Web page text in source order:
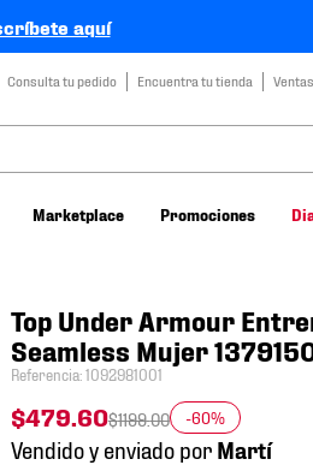
aquí
Consulta tu pedido Encuentra tu tienda
Marketplace Promociones
Top Under Armour
Seamless Mujer
Referencia:1092981001
$479.60$1199.00 -60%
Vendido y enviado por